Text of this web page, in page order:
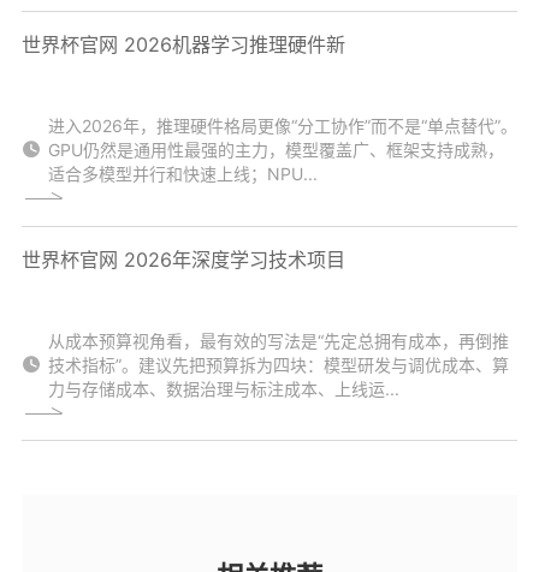
世界杯官网 2026机器学习推理硬件新
进入2026年，推理硬件格局更像“分工协作”而不是“单点替代”。
GPU仍然是通用性最强的主力，模型覆盖广、框架支持成熟，
适合多模型并行和快速上线；NPU...
世界杯官网 2026年深度学习技术项目
从成本预算视角看，最有效的写法是“先定总拥有成本，再倒推
技术指标”。建议先把预算拆为四块：模型研发与调优成本、算
力与存储成本、数据治理与标注成本、上线运...